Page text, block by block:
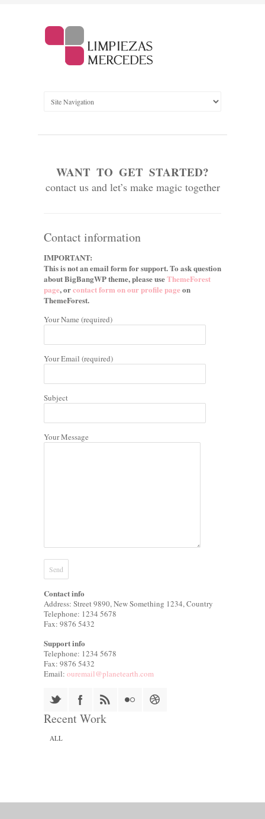
WANT TO GET STARTED?
contact us and let’s make magic together
Contact information
IMPORTANT:
This is not an email form for support. To ask question
about BigBangWP theme, please useThemeForest
page, orcontact form on our profile pageon
ThemeForest.
Your Name (required)
Your Email (required)
Subject
Your Message
Contact info
Address: Street 9890, New Something 1234, Country
Telephone: 1234 5678
Fax: 9876 5432
Support info
Telephone: 1234 5678
Fax: 9876 5432
Email: ouremail@planetearth.com
Recent Work
ALL